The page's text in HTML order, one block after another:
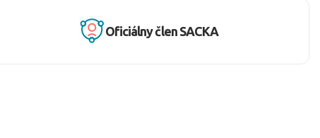
Oficiálny člen SACKA